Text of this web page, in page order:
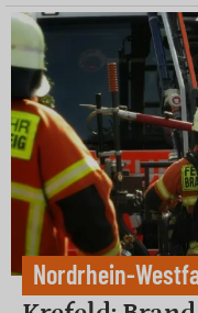
Nordrhein-